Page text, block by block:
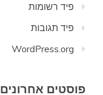
פיד רשומות
פיד תגובות
WordPress.org
פוסטים אחרונים